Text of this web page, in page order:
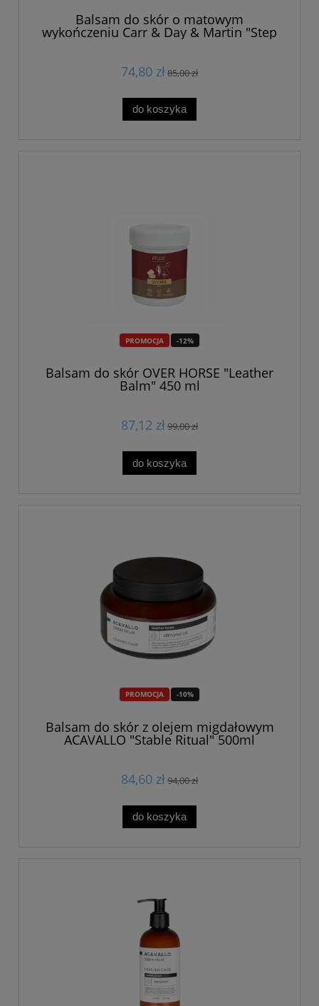
Balsam do skór o matowym
wykończeniu Carr & Day & Martin "Step
2" 500ml
74,80 zł85,00 zł
do koszyka
PROMOCJA -12%
Balsam do skór OVER HORSE "Leather
Balm" 450 ml
87,12 zł99,00 zł
do koszyka
PROMOCJA -10%
Balsam do skór z olejem migdałowym
ACAVALLO "Stable Ritual" 500ml
84,60 zł94,00 zł
do koszyka